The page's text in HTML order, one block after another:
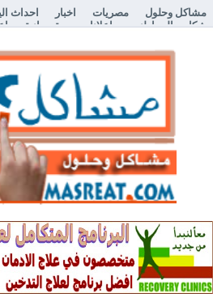
مشاكل وحلول مصريات اخبار احداث
شكاوي المواطنين
اعلانات مبوبة مجانية